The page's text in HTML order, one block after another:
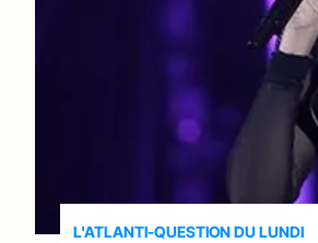
L'ATLANTI-QUESTION DU LUNDI